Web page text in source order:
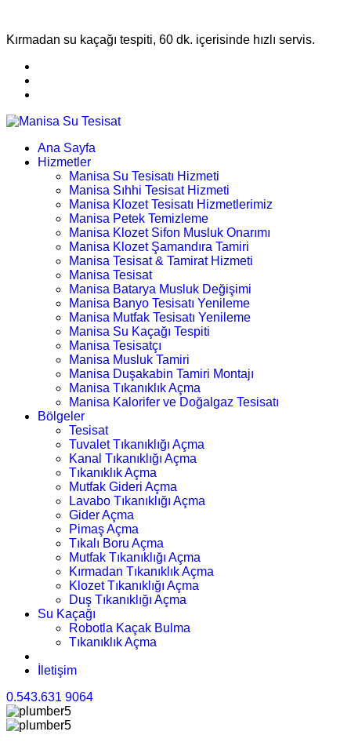
Kırmadan su kaçağı tespiti, 60 dk. içerisinde hızlı servis.
Ana Sayfa
Hizmetler
Manisa Su Tesisatı Hizmeti
Manisa Sıhhi Tesisat Hizmeti
Manisa Klozet Tesisatı Hizmetlerimiz
Manisa Petek Temizleme
Manisa Klozet Sifon Musluk Onarımı
Manisa Klozet Şamandıra Tamiri
Manisa Tesisat & Tamirat Hizmeti
Manisa Tesisat
Manisa Batarya Musluk Değişimi
Manisa Banyo Tesisatı Yenileme
Manisa Mutfak Tesisatı Yenileme
Manisa Su Kaçağı Tespiti
Manisa Tesisatçı
Manisa Musluk Tamiri
Manisa Duşakabin Tamiri Montajı
Manisa Tıkanıklık Açma
Manisa Kalorifer ve Doğalgaz Tesisatı
Bölgeler
Tesisat
Tuvalet Tıkanıklığı Açma
Kanal Tıkanıklığı Açma
Tıkanıklık Açma
Mutfak Gideri Açma
Lavabo Tıkanıklığı Açma
Gider Açma
Pimaş Açma
Tıkalı Boru Açma
Mutfak Tıkanıklığı Açma
Kırmadan Tıkanıklık Açma
Klozet Tıkanıklığı Açma
Duş Tıkanıklığı Açma
Su Kaçağı
Robotla Kaçak Bulma
Tıkanıklık Açma
İletişim
0.543.631 9064